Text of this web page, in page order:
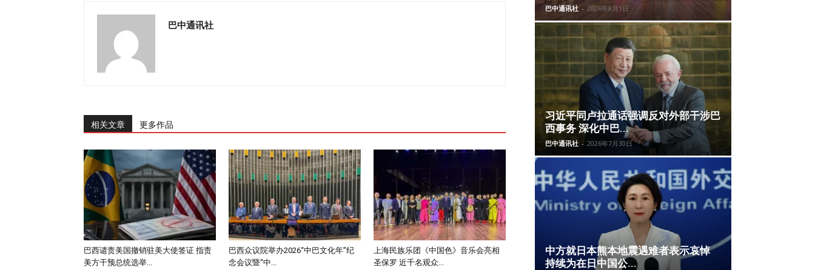
巴中通讯社
相关文章 更多作品
巴西谴责美国撤销驻美大使签证 指责
美方干预总统选举...
巴西众议院举办2026“中巴文化年”纪
念会议暨“中...
上海民族乐团《中国色》音乐会亮相
圣保罗 近千名观众...
巴中通讯社 - 2026年8月1日
习近平同卢拉通话强调反对外部干涉巴
西事务 深化中巴...
巴中通讯社 - 2026年7月30日
中方就日本熊本地震遇难者表示哀悼
持续为在日中国公...